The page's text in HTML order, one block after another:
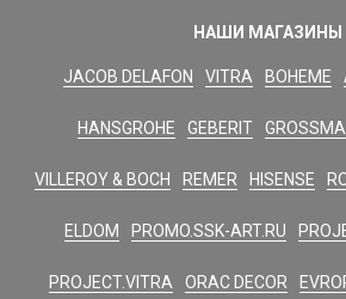
НАШИ МАГАЗИНЫ
JACOB DELAFON VITRA BOHEME
HANSGROHE GEBERIT
VILLEROY & BOCH REMER HISENSE
ELDOM PROMO.SSK-ART.RU
PROJECT.VITRA ORAC DECOR